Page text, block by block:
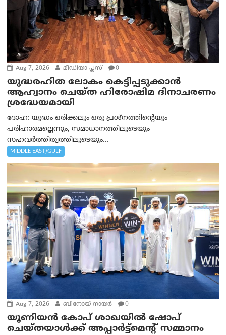
Aug 7, 2026 മീഡിയാ പ്ലസ് 0
യുദ്ധരഹിത ലോകം കെട്ടിപ്പടുക്കാന്‍
ആഹ്വാനം ചെയ്ത ഹിരോഷിമ ദിനാചരണം
ശ്രദ്ധേയമായി
ദോഹ: യുദ്ധം ഒരിക്കലും ഒരു പ്രശ്‌നത്തിന്റെയും
പരിഹാരമല്ലെന്നും, സമാധാനത്തിലൂടെയും
സഹവര്‍ത്തിത്വത്തിലൂടെയും...
MIDDLE EAST/GULF
Aug 7, 2026 ബിനോയ് നായര്‍ 0
യൂണിയൻ കോപ് ശാഖയിൽ ഷോപ്
ചെയ്തയാൾക്ക് അപ്പാർട്ട്മെന്റ് സമ്മാനം